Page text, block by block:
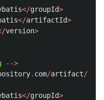
</groupId>
</artifactId>
version>
-->
. com/artifact/
</groupId>